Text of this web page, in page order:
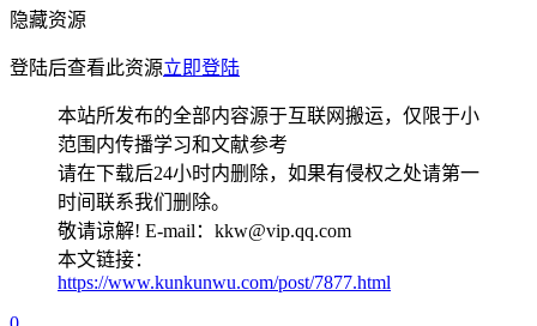
隐藏资源
登陆后查看此资源立即登陆
本站所发布的全部内容源于互联网搬运，仅限于小
范围内传播学习和文献参考
请在下载后24小时内删除，如果有侵权之处请第一
时间联系我们删除。
敬请谅解! E-mail：kkw@vip.qq.com
本文链接：
https://www.kunkunwu.com/post/7877.html